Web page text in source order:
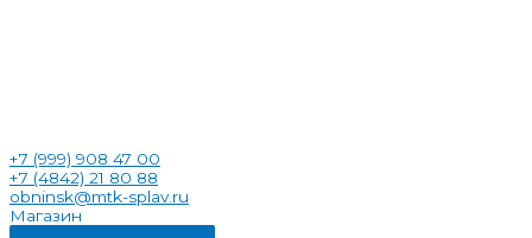
+7 (999) 908 47 00
+7 (4842) 21 80 88
obninsk@mtk-splav.ru
Магазин